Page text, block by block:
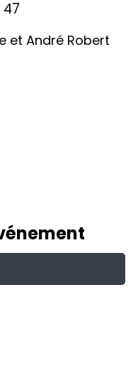
47
et André Robert